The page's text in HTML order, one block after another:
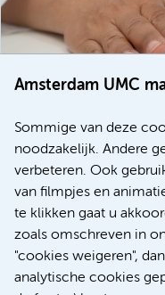
Amsterdam UMC
Sommige van deze
noodzakelijk. Andere
verbeteren. Ook
van filmpjes en
te klikken gaat u
zoals omschreven in
"cookies weigeren",
analytische cookies
voor patiënten met